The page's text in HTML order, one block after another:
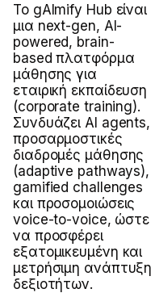
Το gAImify Hub είναι
μια next-gen, AI-
powered, brain-
based πλατφόρμα
μάθησης για
εταιρική εκπαίδευση
(corporate training).
Συνδυάζει AI agents,
προσαρμοστικές
διαδρομές μάθησης
(adaptive pathways),
gamified challenges
και προσομοιώσεις
voice-to-voice, ώστε
να προσφέρει
εξατομικευμένη και
μετρήσιμη ανάπτυξη
δεξιοτήτων.